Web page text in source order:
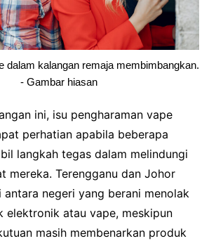
dalam kalangan remaja membimbangkan.
- Gambar hiasan
ini, isu pengharaman vape
perhatian apabila beberapa
langkah tegas dalam melindungi
mereka. Terengganu dan Johor
antara negeri yang berani menolak
elektronik atau vape, meskipun
masih membenarkan produk